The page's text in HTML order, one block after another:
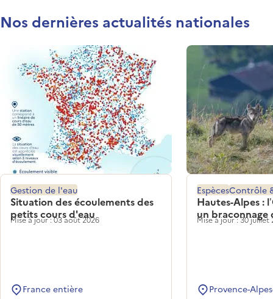
Nos dernières actualités nationales
Situation des écoulements des
petits cours d'eau
Gestion de l'eau
Mise à jour : 03 août 2026
France entière
Hautes-Alpes :
un braconnage
EspècesContrôle
Mise à jour : 30 juillet
Provence-